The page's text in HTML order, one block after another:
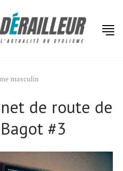
masculin
de route de
#3